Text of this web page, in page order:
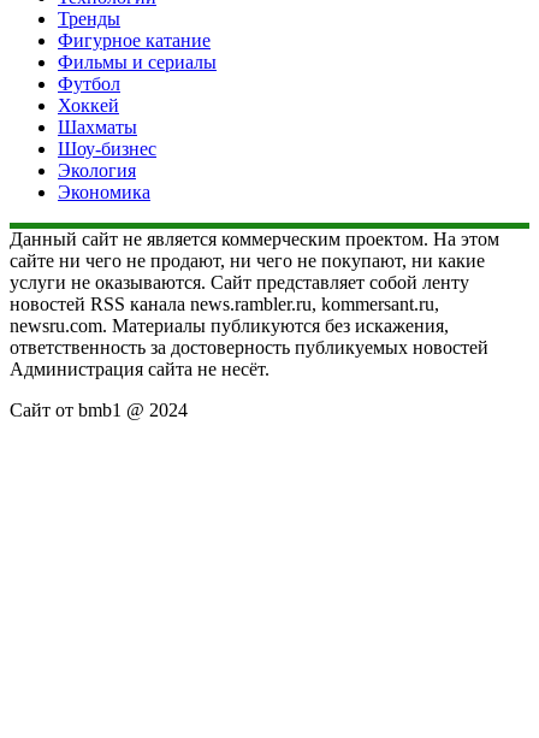
Тренды
Фигурное катание
Фильмы и сериалы
Футбол
Хоккей
Шахматы
Шоу-бизнес
Экология
Экономика
Данный сайт не является коммерческим проектом. На этом
сайте ни чего не продают, ни чего не покупают, ни какие
услуги не оказываются. Сайт представляет собой ленту
новостей RSS канала news.rambler.ru, kommersant.ru,
newsru.com. Материалы публикуются без искажения,
ответственность за достоверность публикуемых новостей
Администрация сайта не несёт.
Сайт от bmb1 @ 2024